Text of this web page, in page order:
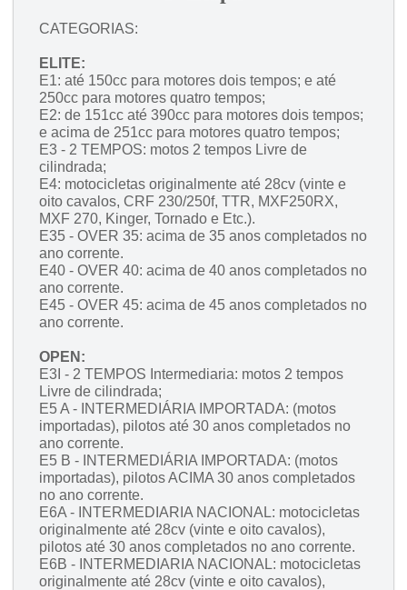
CATEGORIAS:
ELITE:
E1: até 150cc para motores dois tempos; e até
250cc para motores quatro tempos;
E2: de 151cc até 390cc para motores dois tempos;
e acima de 251cc para motores quatro tempos;
E3 - 2 TEMPOS: motos 2 tempos Livre de
cilindrada;
E4: motocicletas originalmente até 28cv (vinte e
oito cavalos, CRF 230/250f, TTR, MXF250RX,
MXF 270, Kinger, Tornado e Etc.).
E35 - OVER 35: acima de 35 anos completados no
ano corrente.
E40 - OVER 40: acima de 40 anos completados no
ano corrente.
E45 - OVER 45: acima de 45 anos completados no
ano corrente.
OPEN:
E3I - 2 TEMPOS Intermediaria: motos 2 tempos
Livre de cilindrada;
E5 A - INTERMEDIÁRIA IMPORTADA: (motos
importadas), pilotos até 30 anos completados no
ano corrente.
E5 B - INTERMEDIÁRIA IMPORTADA: (motos
importadas), pilotos ACIMA 30 anos completados
no ano corrente.
E6A - INTERMEDIARIA NACIONAL: motocicletas
originalmente até 28cv (vinte e oito cavalos),
pilotos até 30 anos completados no ano corrente.
E6B - INTERMEDIARIA NACIONAL: motocicletas
originalmente até 28cv (vinte e oito cavalos),